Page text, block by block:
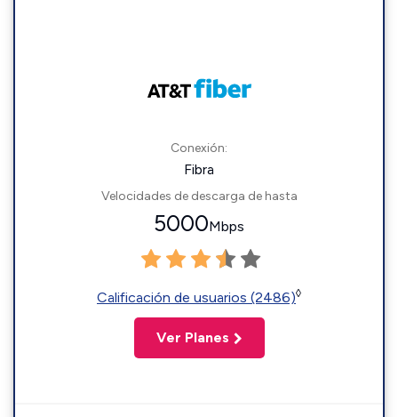
Conexión:
Fibra
Velocidades de descarga de hasta
5000Mbps
Calificación de usuarios (2486)◊
Ver Planes